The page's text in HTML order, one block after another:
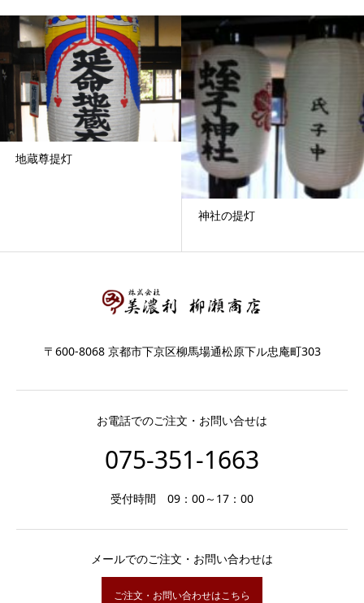
地蔵尊提灯
神社の提灯
〒600-8068 京都市下京区柳馬場通松原下ル忠庵町303
お電話でのご注文・お問い合せは
075-351-1663
受付時間 09：00～17：00
メールでのご注文・お問い合わせは
ご注文・お問い合わせはこちら